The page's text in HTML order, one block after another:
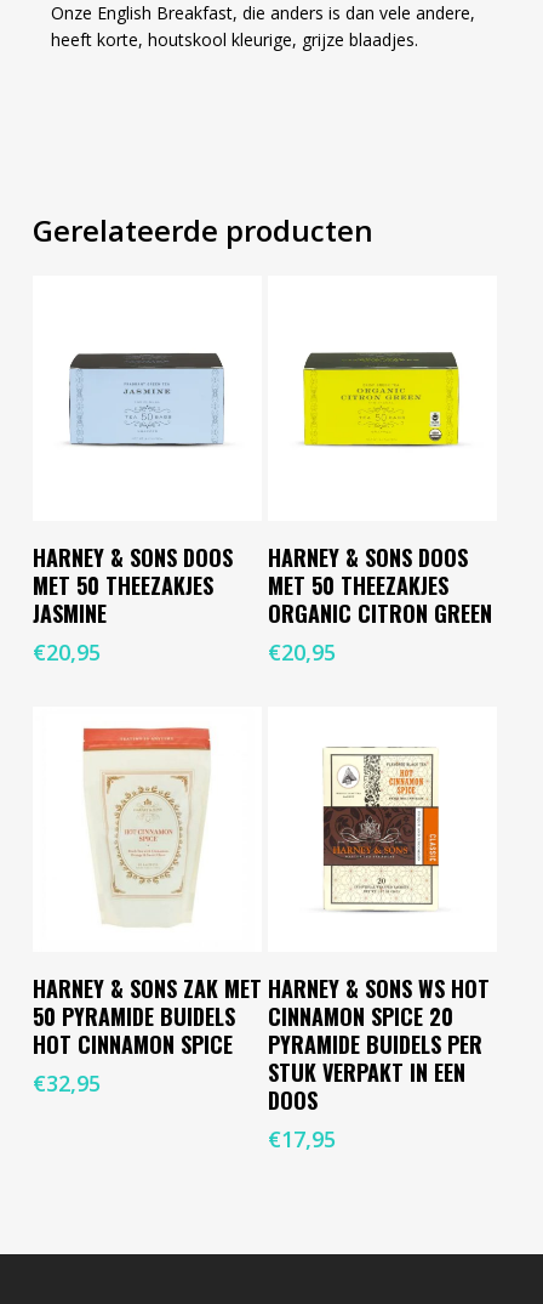
Onze English Breakfast, die anders is dan vele andere,
heeft korte, houtskool kleurige, grijze blaadjes.
Gerelateerde producten
Toevoegen Aan
Winkelwagen
HARNEY & SONS DOOS
MET 50 THEEZAKJES
JASMINE
€20,95
Lees Verder
HARNEY & SONS DOOS
MET 50 THEEZAKJES
ORGANIC CITRON GREEN
€20,95
Toevoegen Aan
Winkelwagen
HARNEY & SONS ZAK MET
50 PYRAMIDE BUIDELS
HOT CINNAMON SPICE
€32,95
Toevoegen Aan
Winkelwagen
HARNEY & SONS WS HOT
CINNAMON SPICE 20
PYRAMIDE BUIDELS PER
STUK VERPAKT IN EEN
DOOS
€17,95